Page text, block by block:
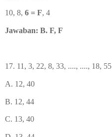
10, 8, 6 = F, 4
Jawaban: B. F, F
17. 11, 3, 22, 8, 33, ...., ...., 18, 55
A. 12, 40
B. 12, 44
C. 13, 40